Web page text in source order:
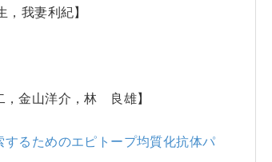
我妻利紀】
，金山洋介，林 良雄】
るためのエピトープ均質化抗体パ